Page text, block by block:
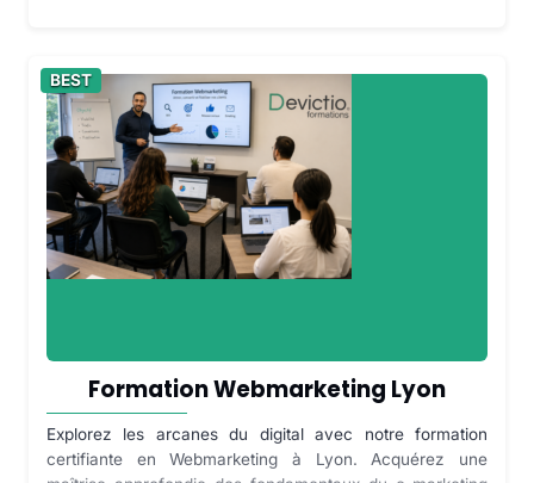
BEST
Formation Webmarketing Lyon
Explorez les arcanes du digital avec notre formation
certifiante en Webmarketing à Lyon. Acquérez une